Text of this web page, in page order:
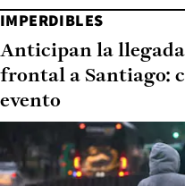
IMPERDIBLES
Anticipan la
frontal a Santiago:
evento